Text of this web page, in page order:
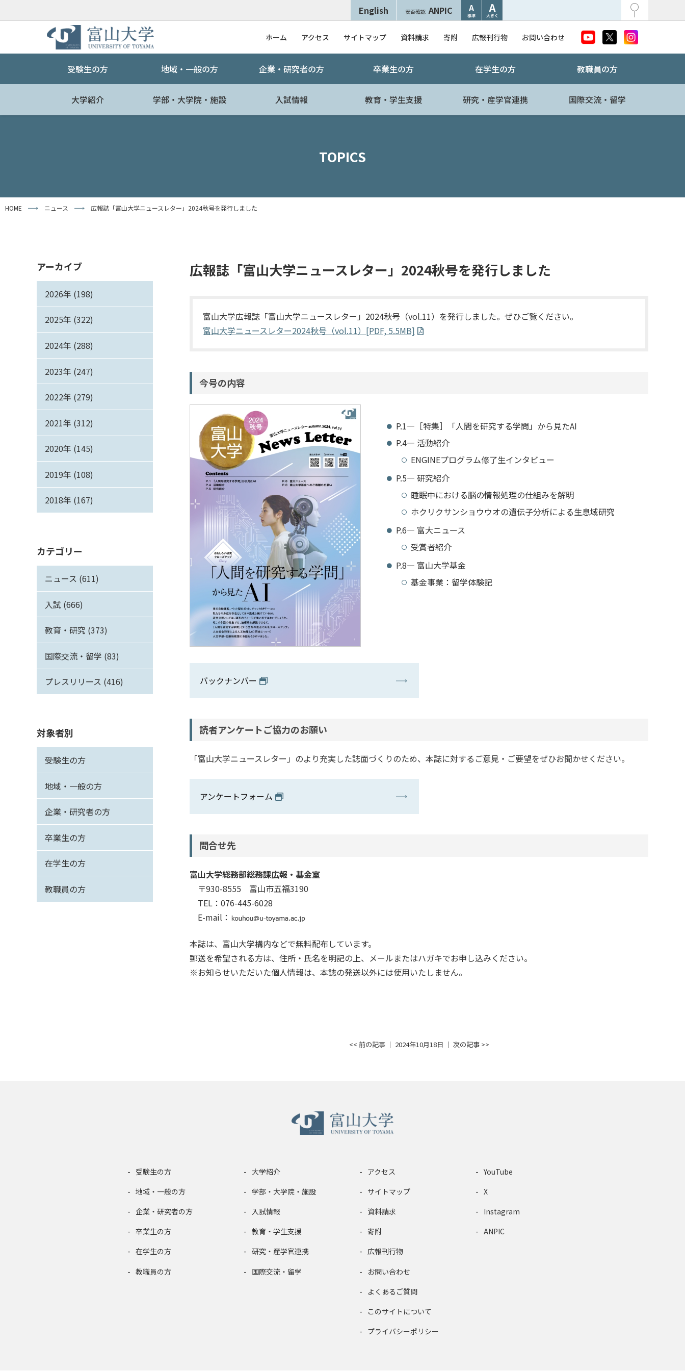
English 安否確認 ANPIC
ホーム アクセス サイトマップ 資料請求 寄附 広報刊行物 お問い合わせ
受験生の方 地域・一般の方 企業・研究者の方 卒業生の方 在学生の方 教職員の方
大学紹介 学部・大学院・施設 入試情報 教育・学生支援 研究・産学官連携 国際交流・留学
TOPICS
HOME ニュース 広報誌「富山大学ニュースレター」2024秋号を発行しました
アーカイブ
2026年 (198)
2025年 (322)
2024年 (288)
2023年 (247)
2022年 (279)
2021年 (312)
2020年 (145)
2019年 (108)
2018年 (167)
カテゴリー
ニュース (611)
入試 (666)
教育・研究 (373)
国際交流・留学 (83)
プレスリリース (416)
対象者別
受験生の方
地域・一般の方
企業・研究者の方
卒業生の方
在学生の方
教職員の方
広報誌「富山大学ニュースレター」2024秋号を発行しました
富山大学広報誌「富山大学ニュースレター」2024秋号（vol.11）を発行しました。ぜひご覧ください。
富山大学ニュースレター2024秋号（vol.11）[PDF, 5.5MB]
今号の内容
P.1―［特集］「人間を研究する学問」から見たAI
P.4― 活動紹介
ENGINEプログラム修了生インタビュー
P.5― 研究紹介
睡眠中における脳の情報処理の仕組みを解明
ホクリクサンショウウオの遺伝子分析による生息域研究
P.6― 富大ニュース
受賞者紹介
P.8― 富山大学基金
基金事業：留学体験記
バックナンバー
読者アンケートご協力のお願い
「富山大学ニュースレター」のより充実した誌面づくりのため、本誌に対するご意見・ご要望をぜひお聞かせください。
アンケートフォーム
問合せ先
富山大学総務部総務課広報・基金室
〒930-8555 富山市五福3190
TEL：076-445-6028
E-mail：
本誌は、富山大学構内などで無料配布しています。
郵送を希望される方は、住所・氏名を明記の上、メールまたはハガキでお申し込みください。
※お知らせいただいた個人情報は、本誌の発送以外には使用いたしません。
<< 前の記事│ 2024年10月18日 │ 次の記事 >>
受験生の方
地域・一般の方
企業・研究者の方
卒業生の方
在学生の方
教職員の方
大学紹介
学部・大学院・施設
入試情報
教育・学生支援
研究・産学官連携
国際交流・留学
アクセス
サイトマップ
資料請求
寄附
広報刊行物
お問い合わせ
よくあるご質問
このサイトについて
プライバシーポリシー
YouTube
X
Instagram
ANPIC